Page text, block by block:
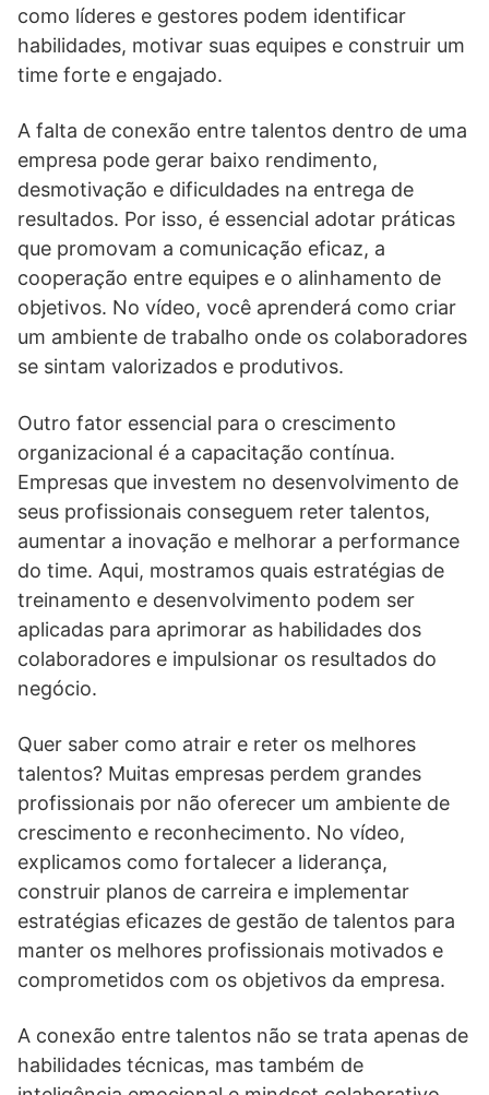
como líderes e gestores podem identificar
habilidades, motivar suas equipes e construir um
time forte e engajado.
A falta de conexão entre talentos dentro de uma
empresa pode gerar baixo rendimento,
desmotivação e dificuldades na entrega de
resultados. Por isso, é essencial adotar práticas
que promovam a comunicação eficaz, a
cooperação entre equipes e o alinhamento de
objetivos. No vídeo, você aprenderá como criar
um ambiente de trabalho onde os colaboradores
se sintam valorizados e produtivos.
Outro fator essencial para o crescimento
organizacional é a capacitação contínua.
Empresas que investem no desenvolvimento de
seus profissionais conseguem reter talentos,
aumentar a inovação e melhorar a performance
do time. Aqui, mostramos quais estratégias de
treinamento e desenvolvimento podem ser
aplicadas para aprimorar as habilidades dos
colaboradores e impulsionar os resultados do
negócio.
Quer saber como atrair e reter os melhores
talentos? Muitas empresas perdem grandes
profissionais por não oferecer um ambiente de
crescimento e reconhecimento. No vídeo,
explicamos como fortalecer a liderança,
construir planos de carreira e implementar
estratégias eficazes de gestão de talentos para
manter os melhores profissionais motivados e
comprometidos com os objetivos da empresa.
A conexão entre talentos não se trata apenas de
habilidades técnicas, mas também de